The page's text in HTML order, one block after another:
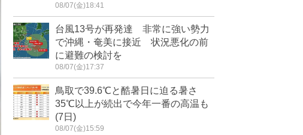
08/07(金)18:41
台風13号が再発達 非常に強い勢力
で沖縄・奄美に接近 状況悪化の前
に避難の検討を
08/07(金)17:37
鳥取で39.6℃と酷暑日に迫る暑さ
35℃以上が続出で今年一番の高温も
(7日)
08/07(金)15:59